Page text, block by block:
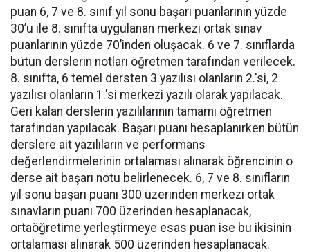
puan 6, 7 ve 8. sınıf yıl sonu başarı puanlarının yüzde
30’u ile 8. sınıfta uygulanan merkezi ortak sınav
puanlarının yüzde 70’inden oluşacak. 6 ve 7. sınıflarda
bütün derslerin notları öğretmen tarafından verilecek.
8. sınıfta, 6 temel dersten 3 yazılısı olanların 2.'si, 2
yazılısı olanların 1.'si merkezi yazılı olarak yapılacak.
Geri kalan derslerin yazılılarının tamamı öğretmen
tarafından yapılacak. Başarı puanı hesaplanırken bütün
derslere ait yazılıların ve performans
değerlendirmelerinin ortalaması alınarak öğrencinin o
derse ait başarı notu belirlenecek. 6, 7 ve 8. sınıfların
yıl sonu başarı puanı 300 üzerinden merkezi ortak
sınavların puanı 700 üzerinden hesaplanacak,
ortaöğretime yerleştirmeye esas puan ise bu ikisinin
ortalaması alınarak 500 üzerinden hesaplanacak.